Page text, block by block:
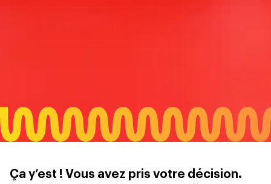
Ça y’est ! Vous avez pris votre décision.